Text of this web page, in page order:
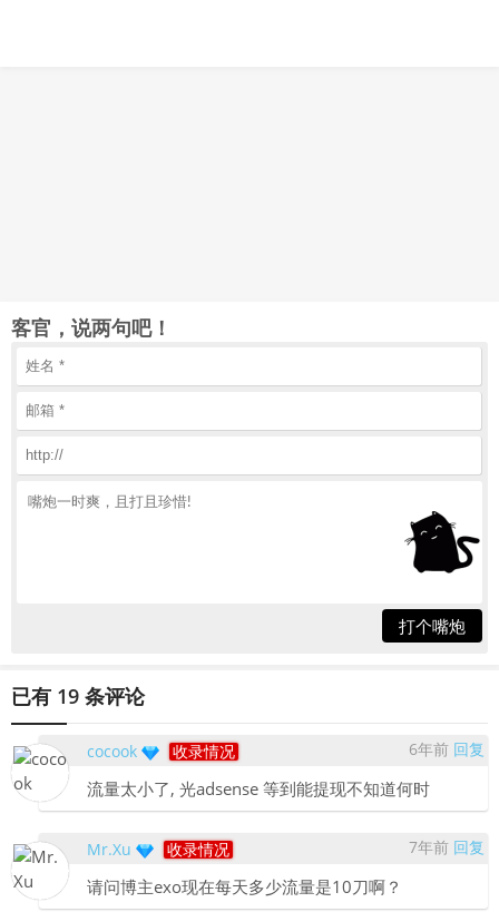
客官，说两句吧！
打个嘴炮
已有 19 条评论
cocook 收录情况 6年前 回复
流量太小了, 光adsense 等到能提现不知道何时
Mr.Xu 收录情况 7年前 回复
请问博主exo现在每天多少流量是10刀啊？